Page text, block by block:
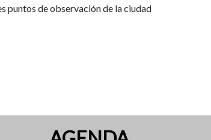
puntos de observación de la ciudad